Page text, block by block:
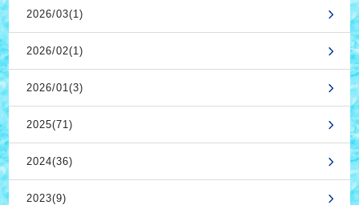
2026/03(1)
2026/02(1)
2026/01(3)
2025(71)
2024(36)
2023(9)